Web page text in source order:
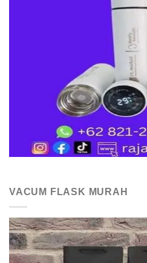
VACUM FLASK MURAH